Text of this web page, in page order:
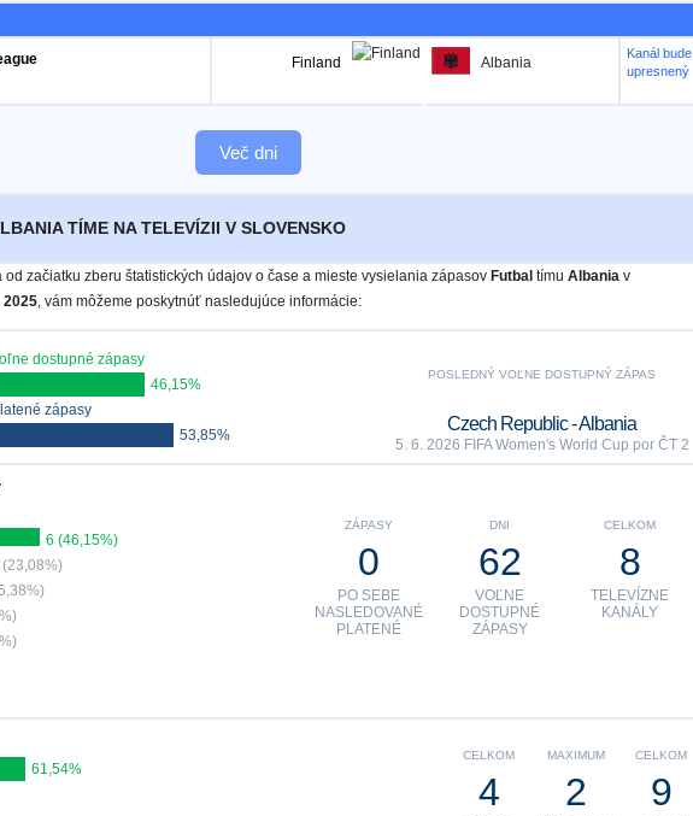
Finland Albania
Kanál bude
upresnený
Več dni
TÍME NA TELEVÍZII V SLOVENSKO
od začiatku zberu štatistických údajov o čase a mieste vysielania zápasov Futbal tímu Albaniav
2025, vám môžeme poskytnúť nasledujúce informácie:
dostupné zápasy
46,15%
zápasy
53,85%
POSLEDNÝ VOĽNE DOSTUPNÝ ZÁPAS
Czech Republic - Albania
5. 6. 2026 FIFA Women's World Cup por ČT 2
6 (46,15%)
(23,08%)
CELKOM
8
TELEVÍZNE
KANÁLY
DNI
62
VOĽNE
DOSTUPNÉ
ZÁPASY
ZÁPASY
0
PO SEBE
NASLEDOVANÉ
PLATENÉ
61,54%
CELKOM
9
MAXIMUM
2
CELKOM
4